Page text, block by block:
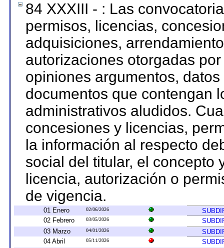
84 XXXIII - : Las
permisos, licencias,
adquisiciones,
autorizaciones otorgadas
opiniones argumentos,
documentos que contengan
administrativos aludidos.
concesiones y licencias,
la información al respecto
social del titular, el concepto
licencia, autorización o
de vigencia.
01 Enero 02/06/2026
02 Febrero
03/05/2026
03 Marzo
04/01/2026
04 Abril
05/11/2026